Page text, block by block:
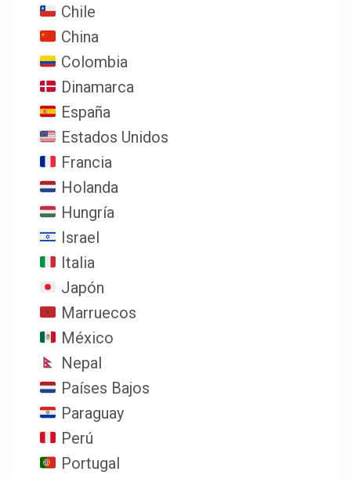
Chile
China
Colombia
Dinamarca
España
Estados Unidos
Francia
Holanda
Hungría
Israel
Italia
Japón
Marruecos
México
Nepal
Países Bajos
Paraguay
Perú
Portugal